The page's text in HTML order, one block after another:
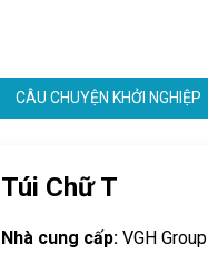
CÂU CHUYỆN KHỞI NGHIỆP
Túi Chữ T
Nhà cung cấp:VGH Group